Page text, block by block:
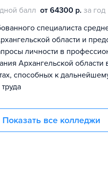
балл от 64300 р. за год
специалиста
области и
личности в
Архангельской области
способных к
Показать все колледжи